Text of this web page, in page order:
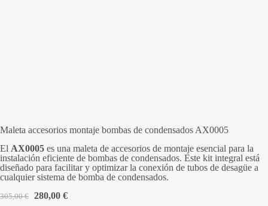
Maleta accesorios montaje bombas de condensados AX0005
El AX0005 es una maleta de accesorios de montaje esencial para la
instalación eficiente de bombas de condensados. Este kit integral está
diseñado para facilitar y optimizar la conexión de tubos de desagüe a
cualquier sistema de bomba de condensados.
305,00€
El
280,00 €El